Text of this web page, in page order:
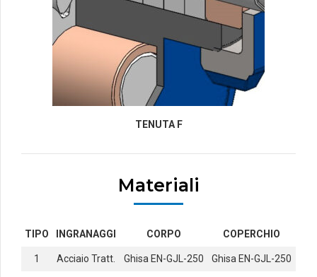
TENUTA F
Materiali
TIPO INGRANAGGI CORPO COPERCHIO
1 Acciaio Tratt. Ghisa EN-GJL-250 Ghisa EN-GJL-250